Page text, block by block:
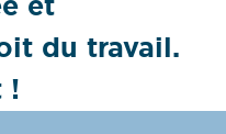
du travail.
!